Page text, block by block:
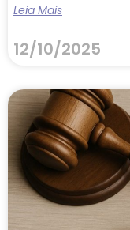
Leia Mais
12/10/2025